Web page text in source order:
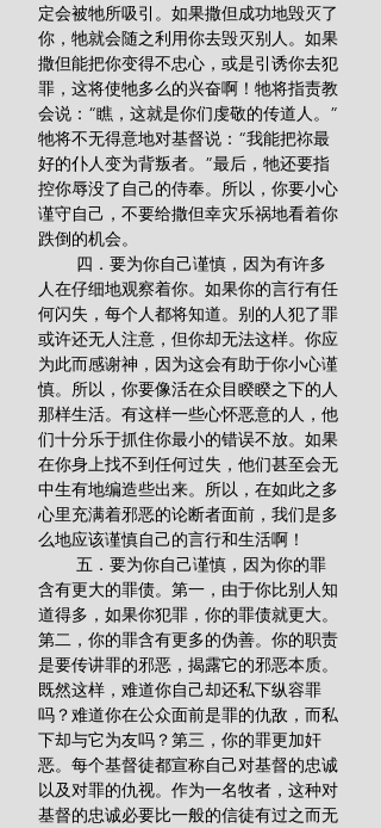
定会被牠所吸引。如果撒但成功地毁灭了
你，牠就会随之利用你去毁灭别人。如果
撒但能把你变得不忠心，或是引诱你去犯
罪，这将使牠多么的兴奋啊！牠将指责教
会说：“瞧，这就是你们虔敬的传道人。”
牠将不无得意地对基督说：“我能把祢最
好的仆人变为背叛者。”最后，牠还要指
控你辱没了自己的侍奉。所以，你要小心
谨守自己，不要给撒但幸灾乐祸地看着你
跌倒的机会。
人在仔细地观察着你。如果你的言行有任
何闪失，每个人都将知道。别的人犯了罪
或许还无人注意，但你却无法这样。你应
为此而感谢神，因为这会有助于你小心谨
慎。所以，你要像活在众目睽睽之下的人
那样生活。有这样一些心怀恶意的人，他
们十分乐于抓住你最小的错误不放。如果
在你身上找不到任何过失，他们甚至会无
中生有地编造些出来。所以，在如此之多
心里充满着邪恶的论断者面前，我们是多
么地应该谨慎自己的言行和生活啊！
含有更大的罪债。第一，由于你比别人知
道得多，如果你犯罪，你的罪债就更大。
第二，你的罪含有更多的伪善。你的职责
是要传讲罪的邪恶，揭露它的邪恶本质。
既然这样，难道你自己却还私下纵容罪
吗？难道你在公众面前是罪的仇敌，而私
下却与它为友吗？第三，你的罪更加奸
恶。每个基督徒都宣称自己对基督的忠诚
以及对罪的仇视。作为一名牧者，这种对
基督的忠诚必要比一般的信徒有过之而无